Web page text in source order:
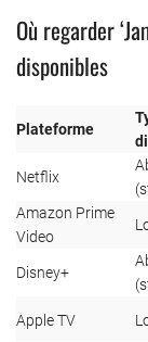
Où regarder
disponibles
Plateforme
Netflix
Amazon Prime
Video
Disney+
Apple TV